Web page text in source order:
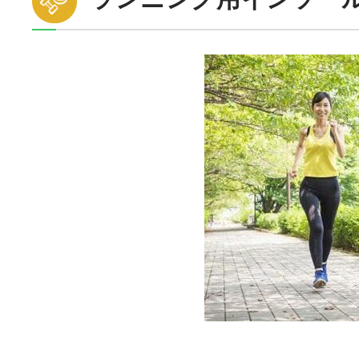
12位：Fifty Storms「インソール」
13位：JINN TOKYO「インソール」
13位：Sunhel「インソール」
15位：Hehanda「インソール」
16位：senthmetic「インソール」